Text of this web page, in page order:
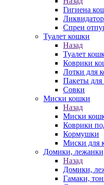
Гигиена
Спреи
Туалет кошки
Назад
Туалет
Коврики
Лотки для
Пакеты для
Совки
Миски кошки
Назад
Миски
Коврики
Кормушки
Миски для
Домики,
Назад
Домики,
Гамаки,